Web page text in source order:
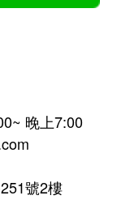
晚上7:00
號2樓